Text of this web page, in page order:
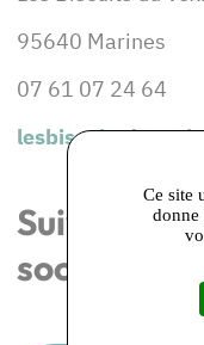
95640 Marines
07 61 07 24 64
Suivez-
sociaux
Ce site
donne